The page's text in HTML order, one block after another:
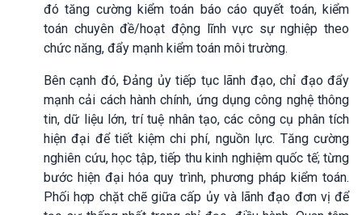
đó tăng cường kiểm toán báo cáo quyết toán, kiểm
toán chuyên đề/hoạt động lĩnh vực sự nghiệp theo
chức năng, đẩy mạnh kiểm toán môi trường.
Bên cạnh đó, Đảng ủy tiếp tục lãnh đạo, chỉ đạo đẩy
mạnh cải cách hành chính, ứng dụng công nghệ thông
tin, dữ liệu lớn, trí tuệ nhân tạo, các công cụ phân tích
hiện đại để tiết kiệm chi phí, nguồn lực. Tăng cường
nghiên cứu, học tập, tiếp thu kinh nghiệm quốc tế; từng
bước hiện đại hóa quy trình, phương pháp kiểm toán.
Phối hợp chặt chẽ giữa cấp ủy và lãnh đạo đơn vị để